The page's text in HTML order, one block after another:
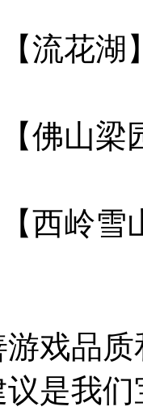
【流花
【佛山
【西岭
品质
是我